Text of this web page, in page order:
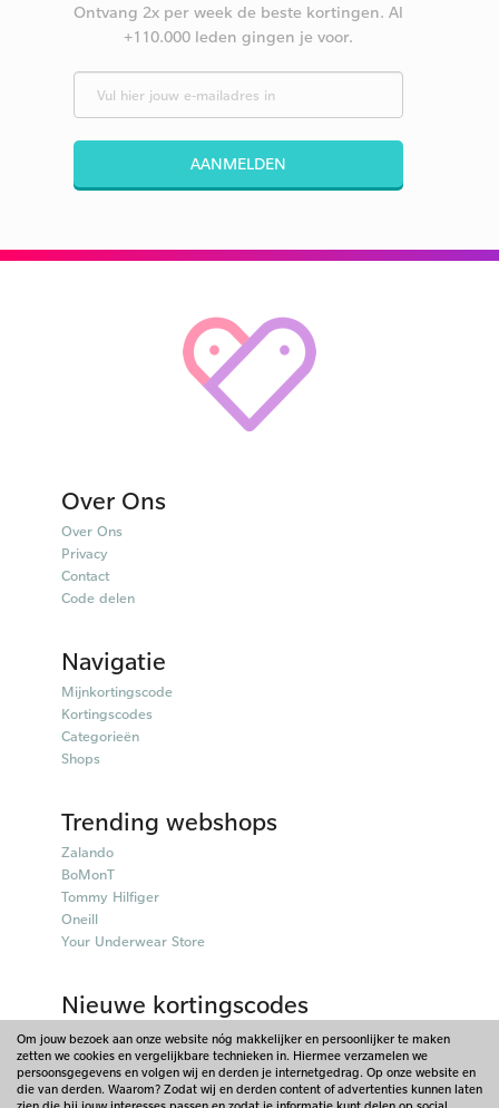
Ontvang 2x per week de beste kortingen. Al
+110.000 leden gingen je voor.
AANMELDEN
Over Ons
Over Ons
Privacy
Contact
Code delen
Navigatie
Mijnkortingscode
Kortingscodes
Categorieën
Shops
Trending webshops
Zalando
BoMonT
Tommy Hilfiger
Oneill
Your Underwear Store
Nieuwe kortingscodes
50plusmobiel kortingscodes
Parfumado kortingscodes
Fitpen kortingscodes
Things I Like Things I Love kortingscodes
Om jouw bezoek aan onze website nóg makkelijker en persoonlijker te maken
zetten we cookies en vergelijkbare technieken in. Hiermee verzamelen we
persoonsgegevens en volgen wij en derden je internetgedrag. Op onze website en
die van derden. Waarom? Zodat wij en derden content of advertenties kunnen laten